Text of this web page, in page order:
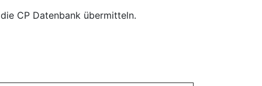
CP Datenbank übermitteln.